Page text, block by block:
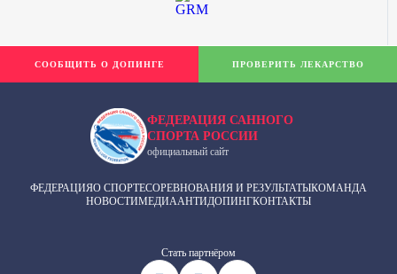
ФЕДЕРАЦИЯ САННОГО
СПОРТА РОССИИ
официальный сайт
ФЕДЕРАЦИЯО СПОРТЕСОРЕВНОВАНИЯ И РЕЗУЛЬТАТЫКОМАНДА
НОВОСТИМЕДИААНТИДОПИНГКОНТАКТЫ
Cтать партнёром
СООБЩИТЬ О ДОПИНГЕ ПРОВЕРИТЬ ЛЕКАРСТВО